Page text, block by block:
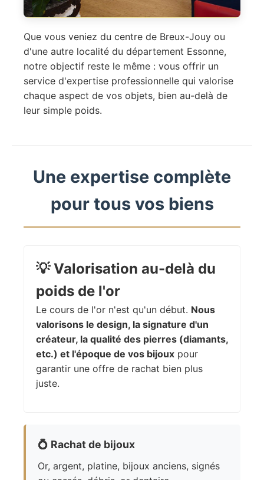
Que vous veniez du centre de Breux-Jouy ou
d'une autre localité du département Essonne,
notre objectif reste le même : vous offrir un
service d'expertise professionnelle qui valorise
chaque aspect de vos objets, bien au-delà de
leur simple poids.
Une expertise complète
pour tous vos biens
💡Valorisation au-delà du
poids de l'or
Le cours de l'or n'est qu'un début. Nous
valorisons le design, la signature d'un
créateur, la qualité des pierres (diamants,
etc.) et l'époque de vos bijoux pour
garantir une offre de rachat bien plus
juste.
💍 Rachat de bijoux
Or, argent, platine, bijoux anciens, signés